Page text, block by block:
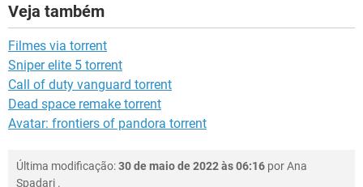
Veja também
Filmes via torrent
Sniper elite 5 torrent
Call of duty vanguard torrent
Dead space remake torrent
Avatar: frontiers of pandora torrent
Última modificação:30 de maio de 2022 às 06:16 porAna
Spadari .